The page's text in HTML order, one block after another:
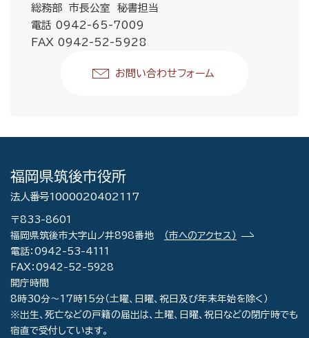
総務部 市長公室 秘書担当
電話 0942-65-7009
FAX 0942-52-5928
お問い合わせフォーム
福岡県筑後市役所
法人番号1000020402117
〒833-8601
福岡県筑後市大字山ノ井898番地
（市へのアクセス）
電話：0942-53-4111
FAX：0942-52-5928
開庁時間
8時30分～17時15分（土曜、日曜、祝日及び年末年始を除く）
※出生、死亡などの戸籍の届出は、土曜、日曜、祝日などの閉庁時でも
宿直で受付しています。